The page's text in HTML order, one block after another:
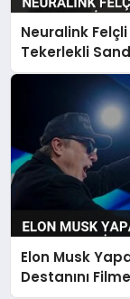
Neuralink
Tekerlekli
Elon Musk
Destanını